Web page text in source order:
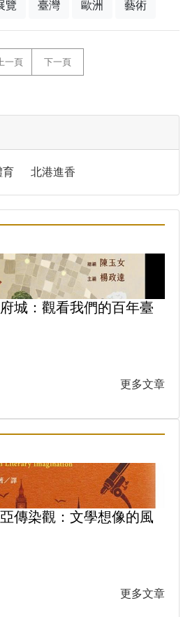
覽 臺灣 歐洲 藝術
一頁 下一頁
育 北港進香
城：觀看我們的百年臺
更多文章
傳染觀：文學想像的風
更多文章